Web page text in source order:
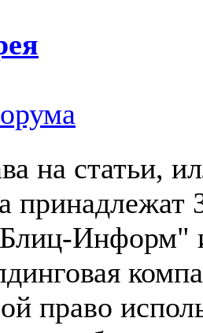
на статьи,
Информ"
право